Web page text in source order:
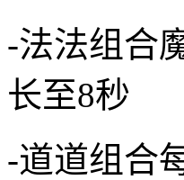
-法法组合
长至8秒
-道道组合